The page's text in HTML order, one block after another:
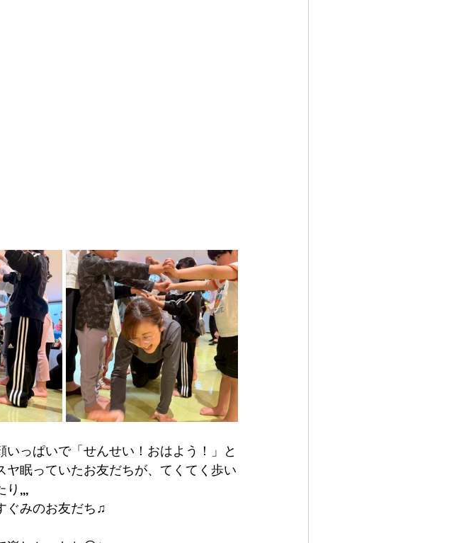
っぱいで「せんせい！おはよう！」と
眠っていたお友だちが、てくてく歩い
り,,,
ぐみのお友だち♫